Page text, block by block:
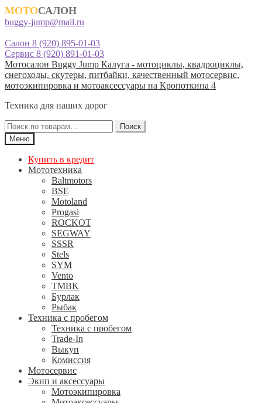
МОТОСАЛОН
buggy-jump@mail.ru
Салон 8 (920) 895-01-03
Сервис 8 (920) 891-01-03
Перейти
к
навигации
Перейти
к
содержимому
Мотосалон Buggy Jump Калуга - мотоциклы, квадроциклы,
снегоходы, скутеры, питбайки, качественный мотосервис,
мотоэкипировка и мотоаксессуары на Кропоткина 4
Техника для наших дорог
Искать:
Поиск
Меню
Купить в кредит
Мототехника
Baltmotors
BSE
Motoland
Progasi
ROCKOT
SEGWAY
SSSR
Stels
SYM
Vento
TMBK
Бурлак
Рыбак
Техника с пробегом
Техника с пробегом
Trade-In
Выкуп
Комиссия
Мотосервис
Экип и аксессуары
Мотоэкипировка